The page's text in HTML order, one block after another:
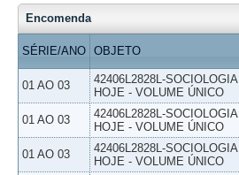
Encomenda
SÉRIE/ANO OBJETO
01 AO 03
42406L2828L-SOCIOLOGIA
HOJE - VOLUME ÚNICO
01 AO 03
42406L2828L-SOCIOLOGIA
HOJE - VOLUME ÚNICO
01 AO 03
42406L2828L-SOCIOLOGIA
HOJE - VOLUME ÚNICO